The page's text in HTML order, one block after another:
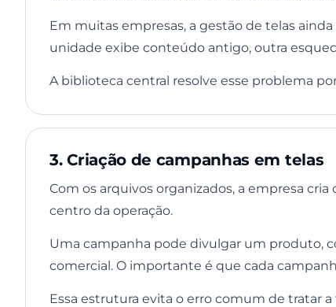
Em muitas empresas, a gestão de telas
unidade exibe conteúdo antigo, outra
A biblioteca central resolve esse problema
3. Criação de campanhas em telas
Com os arquivos organizados, a empresa
centro da operação.
Uma campanha pode divulgar um produto,
comercial. O importante é que cada
Essa estrutura evita o erro comum de tratar